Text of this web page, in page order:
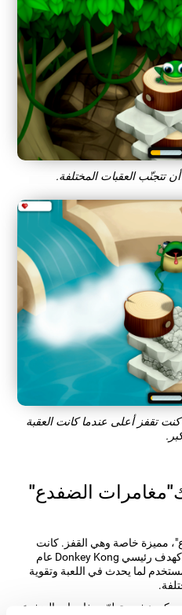
تتجنّب العقبات المختلفة.
تقفز أعلى عندما كانت العقبة
الضفدع"
مميزة خاصة وهي القفز. كانت
اللعبة الأولى التي استخدمت القفز كهدف رئيسي Donkey Kong عام
المستخدم لما يحدث في اللعبة وتقوية
كوجنيفيت تطوّر مغامرات الضفدع